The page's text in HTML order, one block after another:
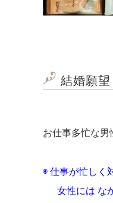
結婚願
お仕事多忙な男
◉ 仕事が忙しく
女性には なか